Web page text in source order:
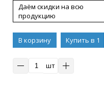
Даём скидки на всю
продукцию
В корзину
Купить в 1
шт